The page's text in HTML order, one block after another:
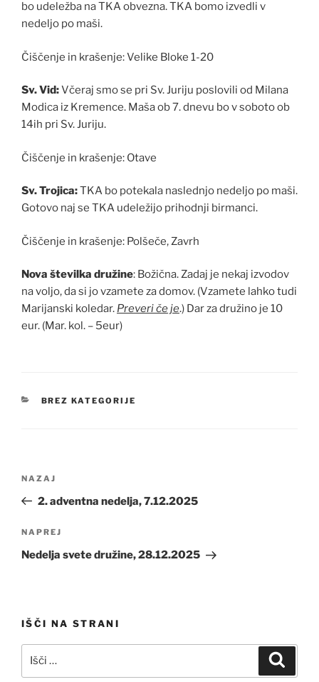
bo udeležba na TKA obvezna. TKA bomo izvedli v
nedeljo po maši.
Čiščenje in krašenje: Velike Bloke 1-20
Sv. Vid:Včeraj smo se pri Sv. Juriju poslovili od Milana
Modica iz Kremence. Maša ob 7. dnevu bo v soboto ob
14ih pri Sv. Juriju.
Čiščenje in krašenje: Otave
Sv. Trojica:TKA bo potekala naslednjo nedeljo po maši.
Gotovo naj se TKA udeležijo prihodnji birmanci.
Čiščenje in krašenje: Polšeče, Zavrh
Nova številka družine: Božična. Zadaj je nekaj izvodov
na voljo, da si jo vzamete za domov. (Vzamete lahko tudi
Marijanski koledar. Preveri če je.) Dar za družino je 10
eur. (Mar. kol. – 5eur)
KATEGORIJE
BREZ KATEGORIJE
Prejšnji
prispevek
NAZAJ
2. adventna nedelja, 7.12.2025
Naslednji
prispevek
NAPREJ
Nedelja svete družine, 28.12.2025
IŠČI NA STRANI